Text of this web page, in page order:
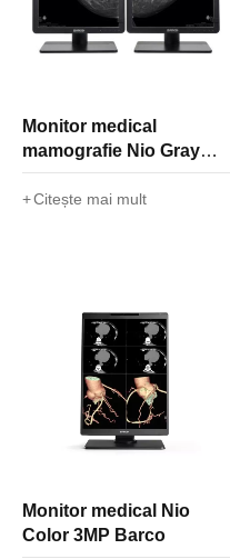
Monitor medical
mamografie Nio Gray
5.8MP Barco
Citește mai mult
Monitor medical Nio
Color 3MP Barco